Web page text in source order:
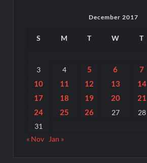
December 2017
S M T W T
3 4 5 6 7
10 11 12 13 14
17
18 19 20 21
24
25 26 27 28
31
« Nov
Jan »